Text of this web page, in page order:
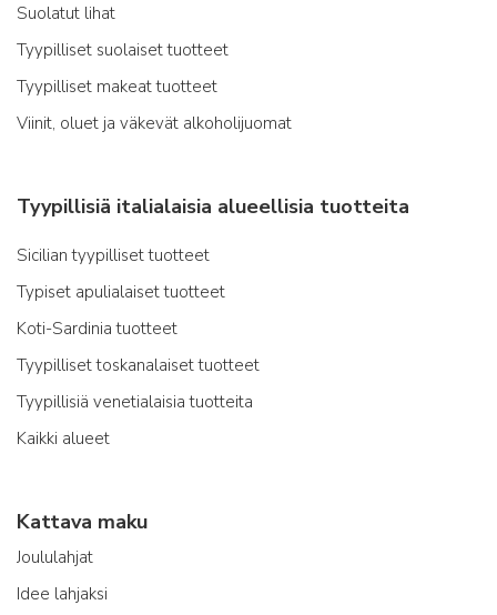
Suolatut lihat
Tyypilliset suolaiset tuotteet
Tyypilliset makeat tuotteet
Viinit, oluet ja väkevät alkoholijuomat
Tyypillisiä italialaisia alueellisia tuotteita
Sicilian tyypilliset tuotteet
Typiset apulialaiset tuotteet
Koti-Sardinia tuotteet
Tyypilliset toskanalaiset tuotteet
Tyypillisiä venetialaisia tuotteita
Kaikki alueet
Kattava maku
Joululahjat
Idee lahjaksi